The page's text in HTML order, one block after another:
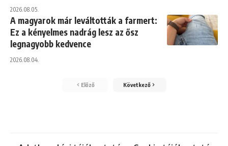
2026.08.05.
A magyarok már leváltották a farmert:
Ez a kényelmes nadrág lesz az ősz
legnagyobb kedvence
2026.08.04.
Előző Következő